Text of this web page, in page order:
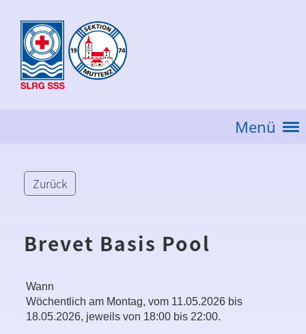
Menü
Zurück
Brevet Basis Pool
Wann
Wöchentlich am Montag, vom 11.05.2026 bis
18.05.2026, jeweils von 18:00 bis 22:00.